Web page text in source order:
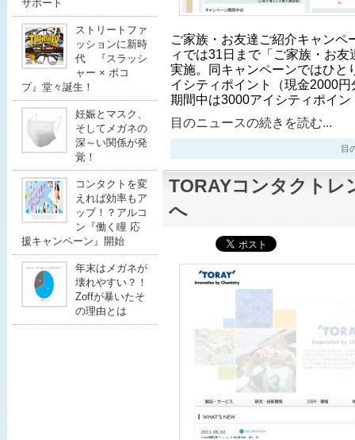
サポート
ストリートファ
ッションに新時
代 『スラッシ
ャー × ポコ
プ』堂々誕生！
妊娠とマスク、
そしてメガネの
深～い関係が発
覚！
コンタクトを変
えれば効率もア
ップ！？アルコ
ン『働く瞳 応
援キャンペーン』開始
年末はメガネが
壊れやすい？！
Zoffが暴いたそ
の理由とは
ご家族・お友達ご紹介キャンペ
ィでは31日まで「ご家族・お
実施。同キャンペーンではひと
イシティポイント（現金2000
期間中は3000アイシティポイ
目のニュースの続きを読む...
目
TORAYコンタクト
へ